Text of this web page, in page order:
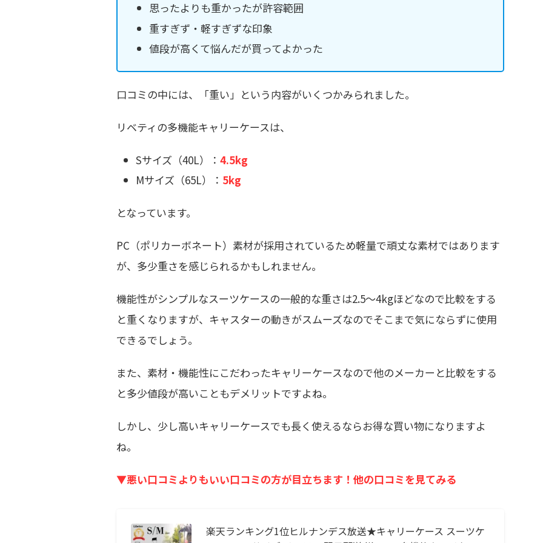
思ったよりも重かったが許容範囲
重すぎず・軽すぎずな印象
値段が高くて悩んだが買ってよかった
口コミの中には、「重い」という内容がいくつかみられました。
リベティの多機能キャリーケースは、
Sサイズ（40L）： 4.5kg
Mサイズ（65L）： 5kg
となっています。
PC（ポリカーボネート）素材が採用されているため軽量で頑丈な素材ではあります
が、多少重さを感じられるかもしれません。
機能性がシンプルなスーツケースの一般的な重さは2.5〜4kgほどなので比較をする
と重くなりますが、キャスターの動きがスムーズなのでそこまで気にならずに使用
できるでしょう。
また、素材・機能性にこだわったキャリーケースなので他のメーカーと比較をする
と多少値段が高いこともデメリットですよね。
しかし、少し高いキャリーケースでも長く使えるならお得な買い物になりますよ
ね。
▼悪い口コミよりもいい口コミの方が目立ちます！他の口コミを見てみる
楽天ランキング1位ヒルナンデス放送★キャリーケース スーツケ